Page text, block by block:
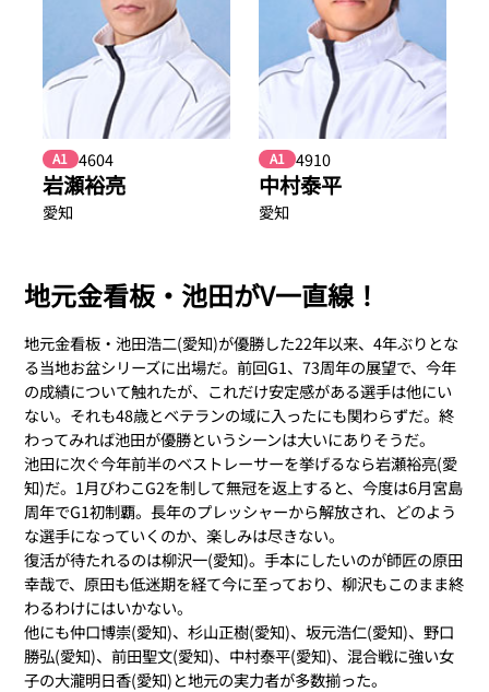
A1 4604
岩瀬裕亮
愛知
A1 4910
中村泰平
愛知
地元金看板・池田がV一直線！
地元金看板・池田浩二(愛知)が優勝した22年以来、4年ぶりとな
る当地お盆シリーズに出場だ。前回G1、73周年の展望で、今年
の成績について触れたが、これだけ安定感がある選手は他にい
ない。それも48歳とベテランの域に入ったにも関わらずだ。終
わってみれば池田が優勝というシーンは大いにありそうだ。
池田に次ぐ今年前半のベストレーサーを挙げるなら岩瀬裕亮(愛
知)だ。1月びわこG2を制して無冠を返上すると、今度は6月宮島
周年でG1初制覇。長年のプレッシャーから解放され、どのよう
な選手になっていくのか、楽しみは尽きない。
復活が待たれるのは柳沢一(愛知)。手本にしたいのが師匠の原田
幸哉で、原田も低迷期を経て今に至っており、柳沢もこのまま終
わるわけにはいかない。
他にも仲口博崇(愛知)、杉山正樹(愛知)、坂元浩仁(愛知)、野口
勝弘(愛知)、前田聖文(愛知)、中村泰平(愛知)、混合戦に強い女
子の大瀧明日香(愛知)と地元の実力者が多数揃った。